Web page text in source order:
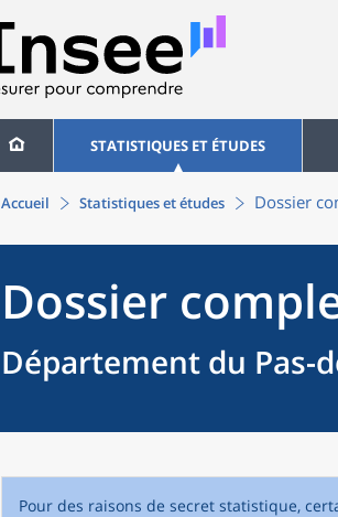
STATISTIQUES ET ÉTUDES
Accueil Statistiques et études Dossier
Dossier
Département du Pas-
Pour des raisons de secret statistique,